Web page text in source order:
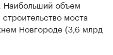
Наибольший объем
моста
Новгороде (3,6 млрд